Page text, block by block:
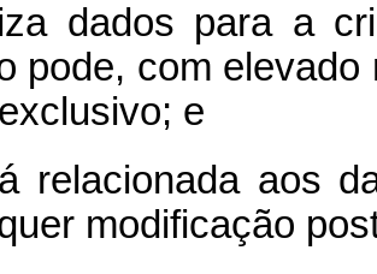
dados para a
pode, com
e
relacionada aos
modificação